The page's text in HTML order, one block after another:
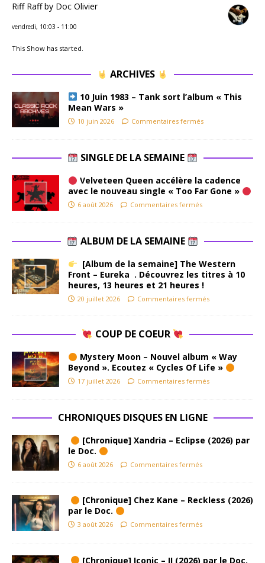
Riff Raff by Doc Olivier
vendredi, 10:03 - 11:00
This Show has started.
ARCHIVES
10 Juin 1983 – Tank sort l’album « This
Mean Wars »
10 juin 2026 Commentaires fermés
SINGLE DE LA SEMAINE
Velveteen Queen accélère la cadence
avec le nouveau single « Too Far Gone »
6 août 2026 Commentaires fermés
ALBUM DE LA SEMAINE
[Album de la semaine] The Western
Front – Eureka . Découvrez les titres à 10
heures, 13 heures et 21 heures !
20 juillet 2026 Commentaires fermés
COUP DE COEUR
Mystery Moon – Nouvel album « Way
Beyond ». Ecoutez « Cycles Of Life »
17 juillet 2026 Commentaires fermés
CHRONIQUES DISQUES EN LIGNE
[Chronique] Xandria – Eclipse (2026) par
le Doc.
6 août 2026 Commentaires fermés
[Chronique] Chez Kane – Reckless (2026)
par le Doc.
3 août 2026 Commentaires fermés
[Chronique] Iconic – II (2026) par le Doc.